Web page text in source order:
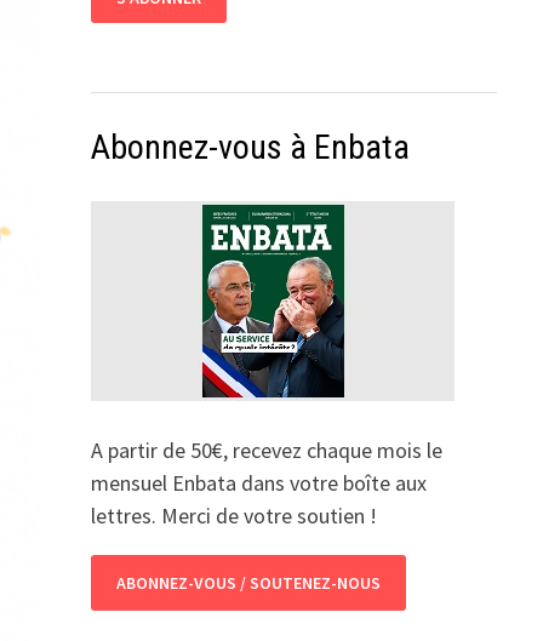
Abonnez-vous à Enbata
A partir de 50€, recevez chaque mois le
mensuel Enbata dans votre boîte aux
lettres. Merci de votre soutien !
ABONNEZ-VOUS / SOUTENEZ-NOUS